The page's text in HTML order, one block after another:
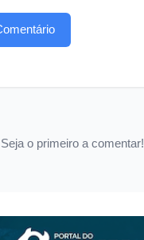
Seja o primeiro a comentar!